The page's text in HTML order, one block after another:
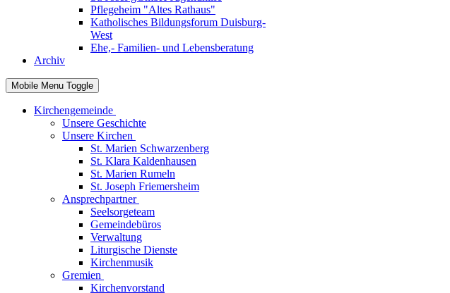
Pflegeheim "Altes Rathaus"
Katholisches Bildungsforum Duisburg-
West
Ehe,- Familien- und Lebensberatung
Archiv
Mobile Menu Toggle
Kirchengemeinde
Unsere Geschichte
Unsere Kirchen
St. Marien Schwarzenberg
St. Klara Kaldenhausen
St. Marien Rumeln
St. Joseph Friemersheim
Ansprechpartner
Seelsorgeteam
Gemeindebüros
Verwaltung
Liturgische Dienste
Kirchenmusik
Gremien
Kirchenvorstand